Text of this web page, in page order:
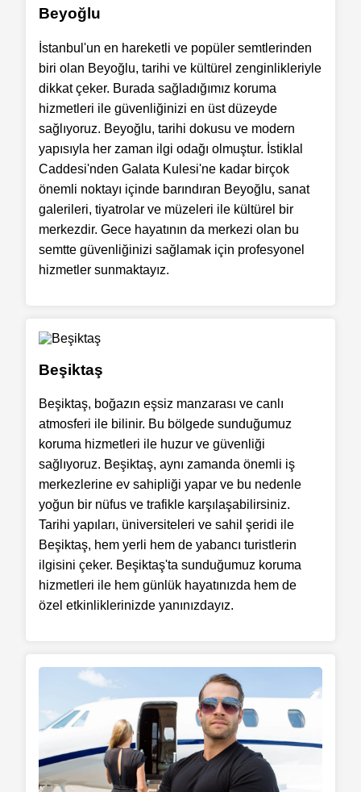
Beyoğlu
İstanbul'un en hareketli ve popüler semtlerinden
biri olan Beyoğlu, tarihi ve kültürel zenginlikleriyle
dikkat çeker. Burada sağladığımız koruma
hizmetleri ile güvenliğinizi en üst düzeyde
sağlıyoruz. Beyoğlu, tarihi dokusu ve modern
yapısıyla her zaman ilgi odağı olmuştur. İstiklal
Caddesi'nden Galata Kulesi'ne kadar birçok
önemli noktayı içinde barındıran Beyoğlu, sanat
galerileri, tiyatrolar ve müzeleri ile kültürel bir
merkezdir. Gece hayatının da merkezi olan bu
semtte güvenliğinizi sağlamak için profesyonel
hizmetler sunmaktayız.
Beşiktaş
Beşiktaş, boğazın eşsiz manzarası ve canlı
atmosferi ile bilinir. Bu bölgede sunduğumuz
koruma hizmetleri ile huzur ve güvenliği
sağlıyoruz. Beşiktaş, aynı zamanda önemli iş
merkezlerine ev sahipliği yapar ve bu nedenle
yoğun bir nüfus ve trafikle karşılaşabilirsiniz.
Tarihi yapıları, üniversiteleri ve sahil şeridi ile
Beşiktaş, hem yerli hem de yabancı turistlerin
ilgisini çeker. Beşiktaş'ta sunduğumuz koruma
hizmetleri ile hem günlük hayatınızda hem de
özel etkinliklerinizde yanınızdayız.